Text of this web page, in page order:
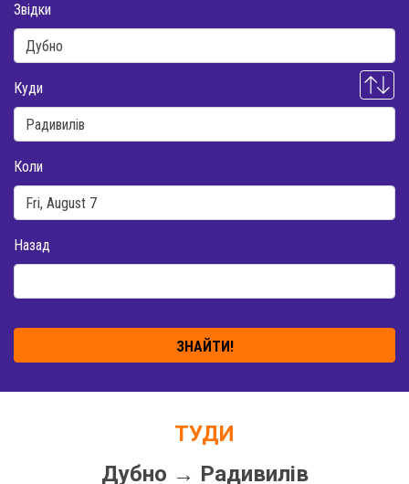
Звідки
Куди
Коли
Назад
ЗНАЙТИ!
ТУДИ
Дубно → Радивилів